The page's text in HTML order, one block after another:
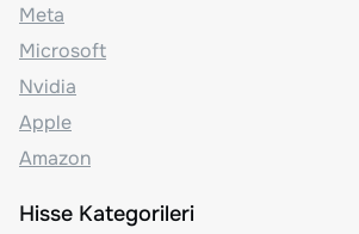
Meta
Microsoft
Nvidia
Apple
Amazon
Hisse Kategorileri